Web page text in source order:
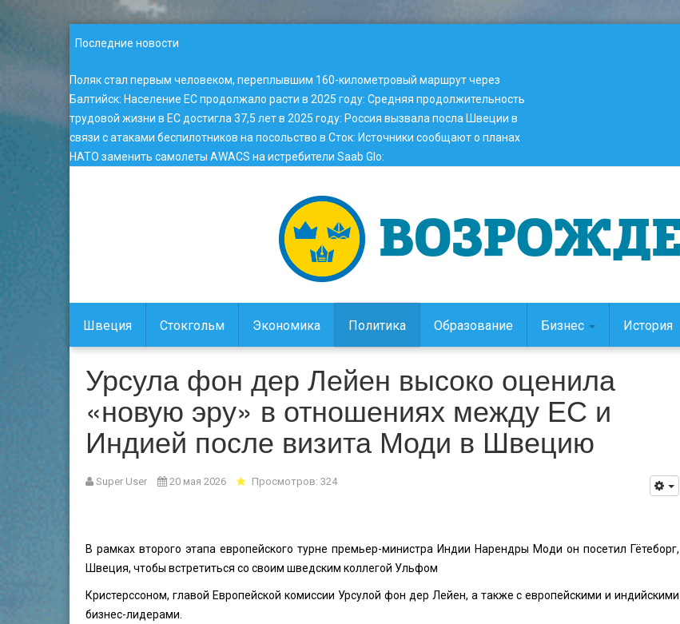
Последние новости
Поляк стал первым человеком, переплывшим 160-километровый маршрут через
Балтийск: Население ЕС продолжало расти в 2025 году: Средняя продолжительность
трудовой жизни в ЕС достигла 37,5 лет в 2025 году: Россия вызвала посла Швеции в
связи с атаками беспилотников на посольство в Сток: Источники сообщают о планах
НАТО заменить самолеты AWACS на истребители Saab Glo:
Швеция Стокгольм Экономика Политика Образование Бизнес История
Урсула фон дер Лейен высоко оценила
«новую эру» в отношениях между ЕС и
Индией после визита Моди в Швецию
Super User 20 мая 2026 Просмотров: 324
В рамках второго этапа европейского турне премьер-министра Индии Нарендры Моди он посетил Гётеборг,
Швеция, чтобы встретиться со своим шведским коллегой Ульфом
Кристерссоном, главой Европейской комиссии Урсулой фон дер Лейен, а также с европейскими и индийскими
бизнес-лидерами.